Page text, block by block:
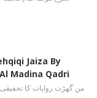
Jaiza By
Madina Qadri
من گھڑت روایات کا